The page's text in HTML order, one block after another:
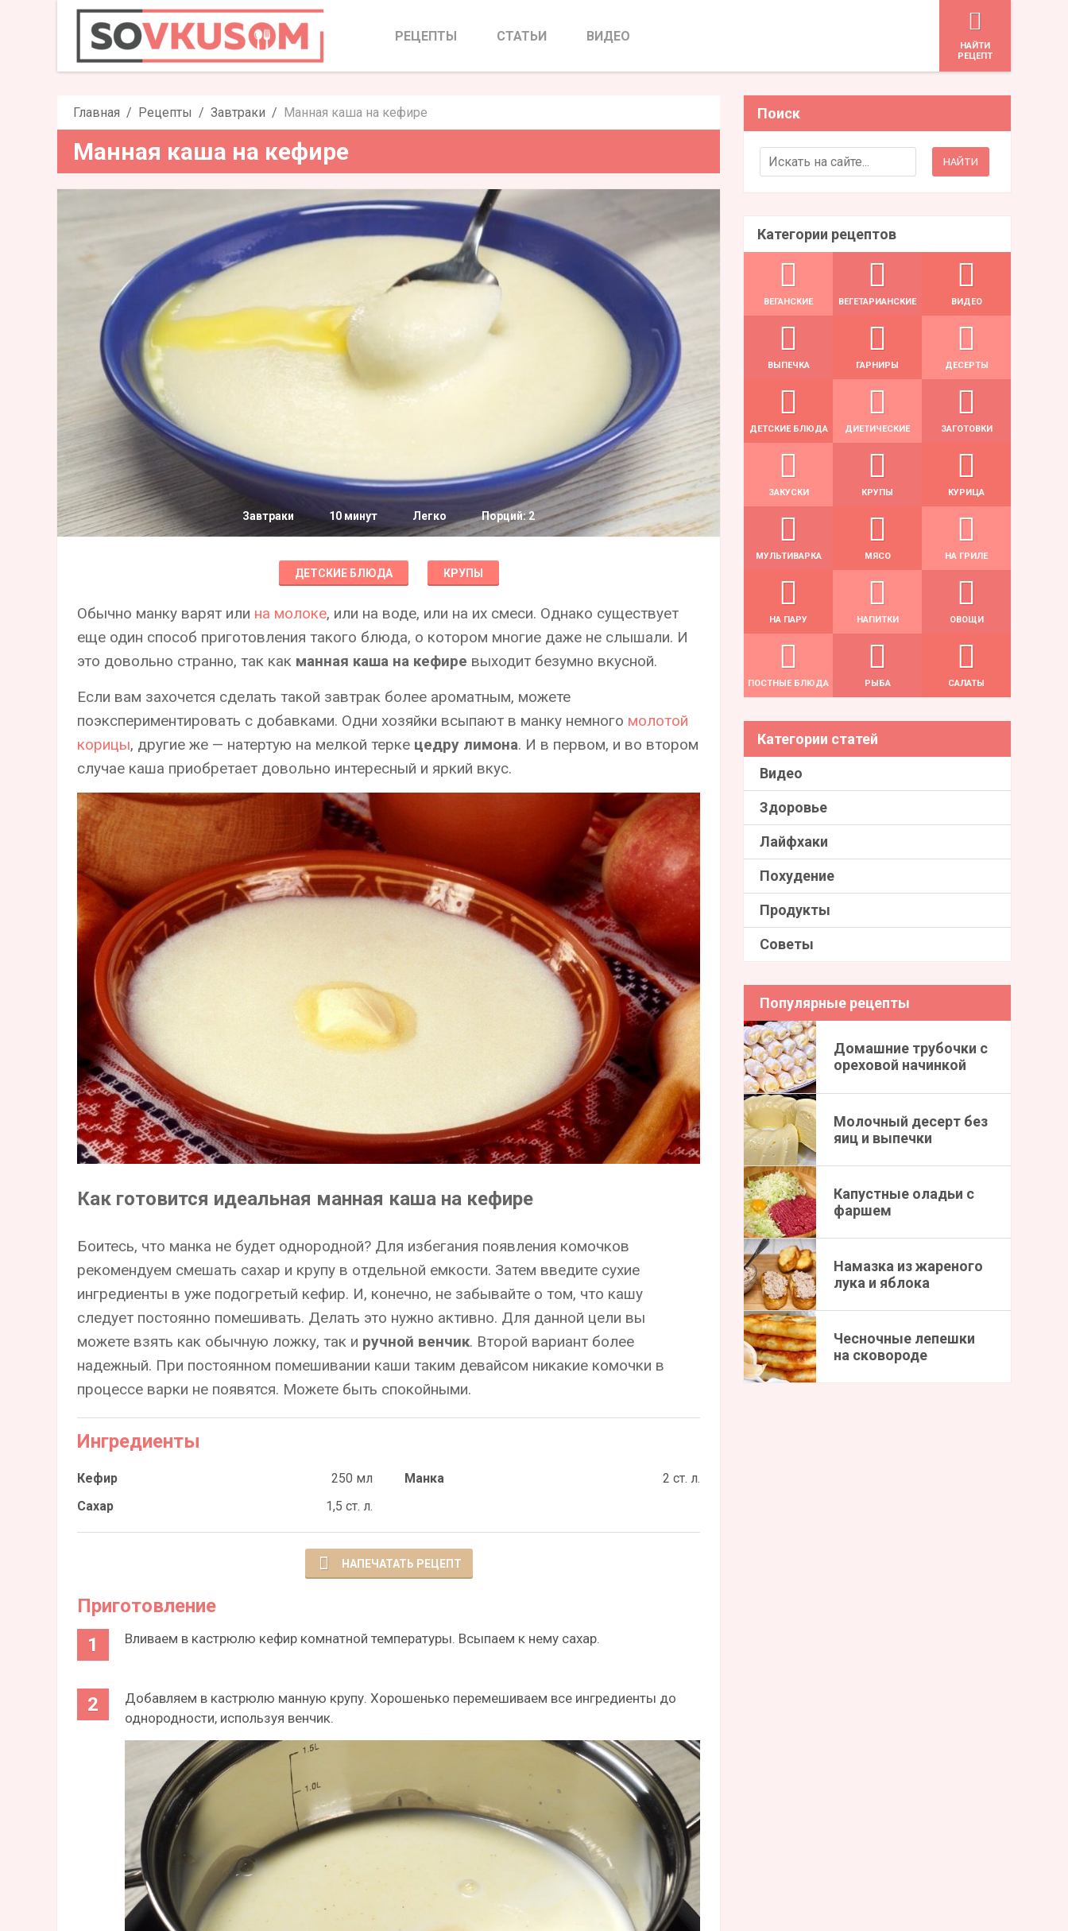
Манная каша на кефире
РЕЦЕПТЫ СТАТЬИ ВИДЕО
HАЙТИ
РЕЦЕПТ
Главная Рецепты Завтраки Манная каша на кефире
Манная каша на кефире
Завтраки 10 минут Легко Порций: 2
ДЕТСКИЕ БЛЮДА КРУПЫ
Обычно манку варят или на молоке, или на воде, или на их смеси. Однако существует
еще один способ приготовления такого блюда, о котором многие даже не слышали. И
это довольно странно, так как манная каша на кефире выходит безумно вкусной.
Если вам захочется сделать такой завтрак более ароматным, можете
поэкспериментировать с добавками. Одни хозяйки всыпают в манку немного молотой
корицы, другие же — натертую на мелкой терке цедру лимона. И в первом, и во втором
случае каша приобретает довольно интересный и яркий вкус.
Как готовится идеальная манная каша на кефире
Боитесь, что манка не будет однородной? Для избегания появления комочков
рекомендуем смешать сахар и крупу в отдельной емкости. Затем введите сухие
ингредиенты в уже подогретый кефир. И, конечно, не забывайте о том, что кашу
следует постоянно помешивать. Делать это нужно активно. Для данной цели вы
можете взять как обычную ложку, так и ручной венчик. Второй вариант более
надежный. При постоянном помешивании каши таким девайсом никакие комочки в
процессе варки не появятся. Можете быть спокойными.
Ингредиенты
Кефир 250 мл Манка
2 ст. л.
Сахар
1,5 ст. л.
НАПЕЧАТАТЬ РЕЦЕПТ
Приготовление
Вливаем в кастрюлю кефир комнатной температуры. Всыпаем к нему сахар.
Добавляем в кастрюлю манную крупу. Хорошенько перемешиваем все ингредиенты до
однородности, используя венчик.
Поиск
Search for:
Категории рецептов
ВЕГАНСКИЕ ВЕГЕТАРИАНСКИЕ ВИДЕО
ВЫПЕЧКА ГАРНИРЫ ДЕСЕРТЫ
ДЕТСКИЕ БЛЮДА ДИЕТИЧЕСКИЕ ЗАГОТОВКИ
ЗАКУСКИ КРУПЫ КУРИЦА
МУЛЬТИВАРКА МЯСО НА ГРИЛЕ
НА ПАРУ НАПИТКИ ОВОЩИ
ПОСТНЫЕ БЛЮДА РЫБА САЛАТЫ
Категории статей
Видео
Здоровье
Лайфхаки
Похудение
Продукты
Советы
Популярные рецепты
Домашние трубочки с
ореховой начинкой
Молочный десерт без
яиц и выпечки
Капустные оладьи с
фаршем
Намазка из жареного
лука и яблока
Чесночные лепешки
на сковороде